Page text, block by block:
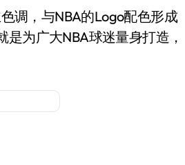
调，与NBA的Logo配色形成
为广大NBA球迷量身打造，